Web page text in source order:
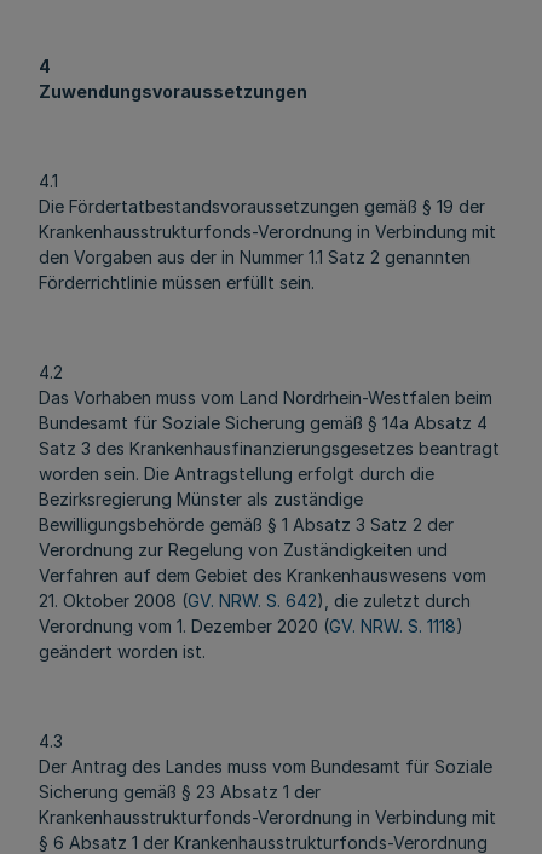
4
Zuwendungsvoraussetzungen
4.1
Die Fördertatbestandsvoraussetzungen gemäß § 19 der
Krankenhausstrukturfonds-Verordnung in Verbindung mit
den Vorgaben aus der in Nummer 1.1 Satz 2 genannten
Förderrichtlinie müssen erfüllt sein.
4.2
Das Vorhaben muss vom Land Nordrhein-Westfalen beim
Bundesamt für Soziale Sicherung gemäß § 14a Absatz 4
Satz 3 des Krankenhausfinanzierungsgesetzes beantragt
worden sein. Die Antragstellung erfolgt durch die
Bezirksregierung Münster als zuständige
Bewilligungsbehörde gemäß § 1 Absatz 3 Satz 2 der
Verordnung zur Regelung von Zuständigkeiten und
Verfahren auf dem Gebiet des Krankenhauswesens vom
21. Oktober 2008 (GV. NRW. S. 642), die zuletzt durch
Verordnung vom 1. Dezember 2020 (GV. NRW. S. 1118)
geändert worden ist.
4.3
Der Antrag des Landes muss vom Bundesamt für Soziale
Sicherung gemäß § 23 Absatz 1 der
Krankenhausstrukturfonds-Verordnung in Verbindung mit
§ 6 Absatz 1 der Krankenhausstrukturfonds-Verordnung